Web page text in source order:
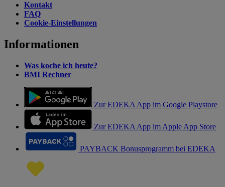
Kontakt
FAQ
Cookie-Einstellungen
Informationen
Was koche ich heute?
BMI Rechner
Zur EDEKA App im Google Playstore
Zur EDEKA App im Apple App Store
PAYBACK Bonusprogramm bei EDEKA